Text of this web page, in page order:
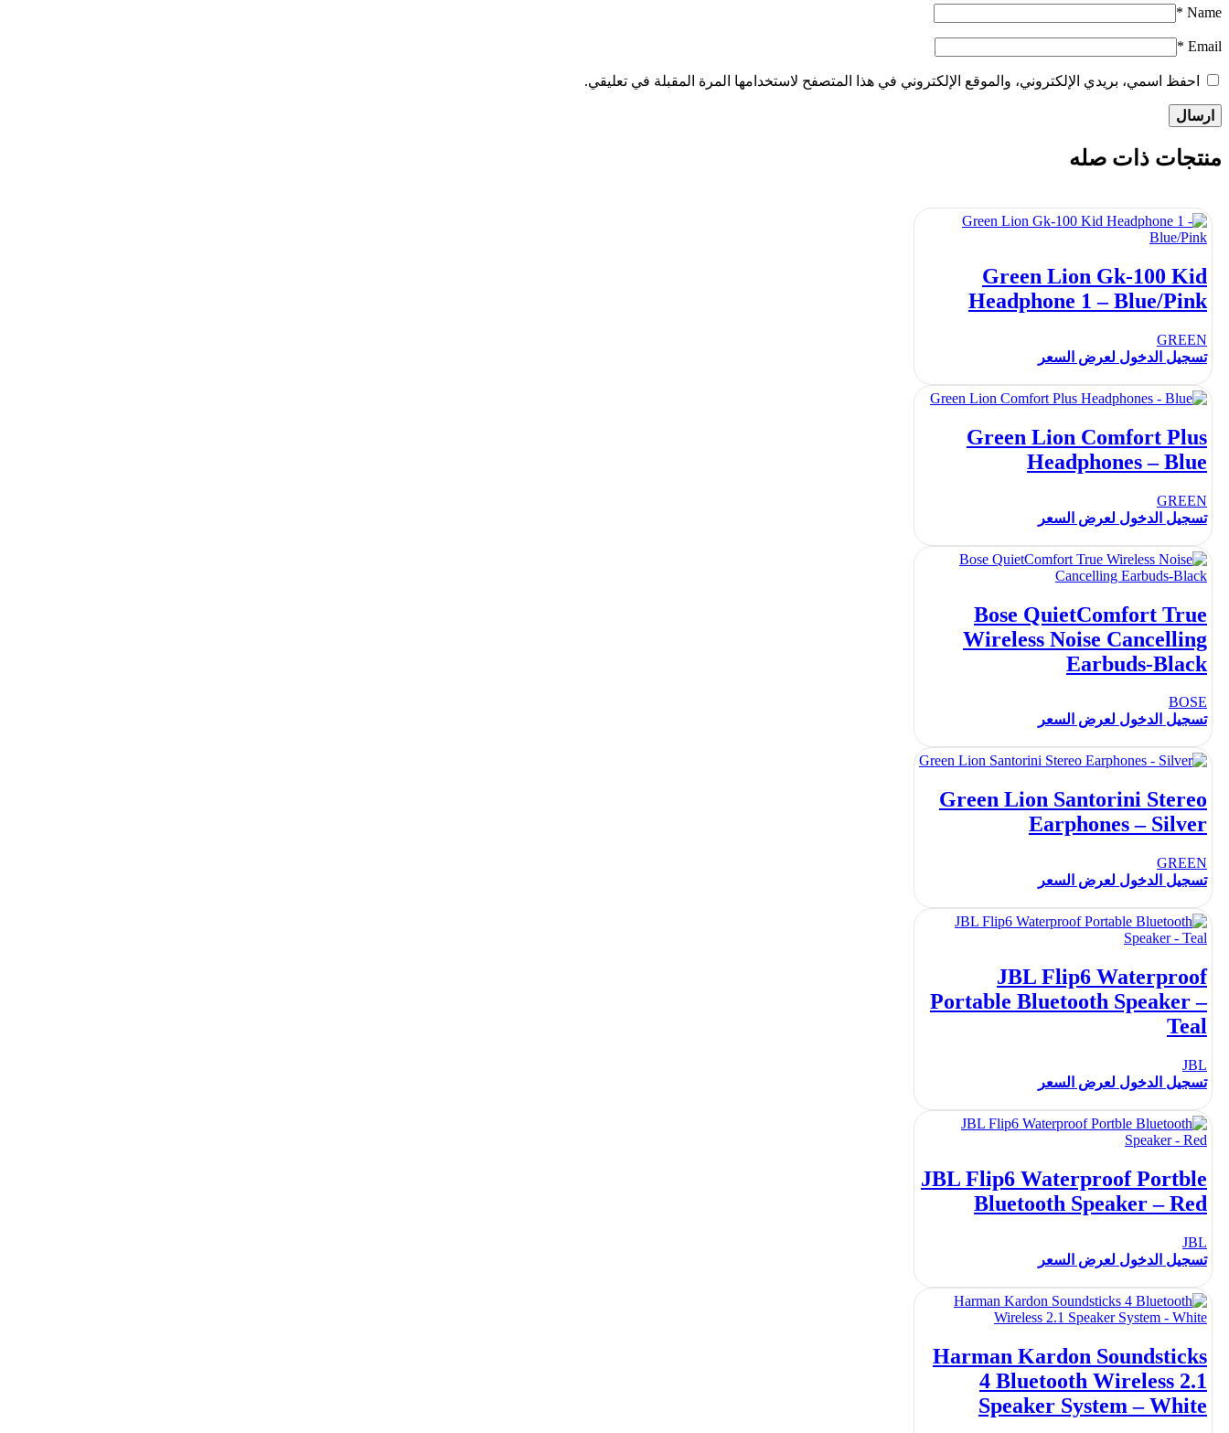
Name
*
Email
*
احفظ اسمي، بريدي الإلكتروني، والموقع الإلكتروني في هذا المتصفح لاستخدامها المرة المقبلة في تعليقي.
منتجات ذات صله
Green Lion Gk-100 Kid
Headphone 1 – Blue/Pink
GREEN
تسجيل الدخول لعرض السعر
Green Lion Comfort Plus
Headphones – Blue
GREEN
تسجيل الدخول لعرض السعر
Bose QuietComfort True
Wireless Noise Cancelling
Earbuds-Black
BOSE
تسجيل الدخول لعرض السعر
Green Lion Santorini Stereo
Earphones – Silver
GREEN
تسجيل الدخول لعرض السعر
JBL Flip6 Waterproof
Portable Bluetooth Speaker –
Teal
JBL
تسجيل الدخول لعرض السعر
JBL Flip6 Waterproof Portble
Bluetooth Speaker – Red
JBL
تسجيل الدخول لعرض السعر
Harman Kardon Soundsticks
4 Bluetooth Wireless 2.1
Speaker System – White